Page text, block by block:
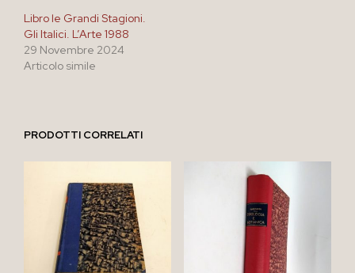
Libro le Grandi Stagioni.
Gli Italici. L’Arte 1988
29 Novembre 2024
Articolo simile
PRODOTTI CORRELATI